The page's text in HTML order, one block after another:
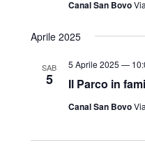
Canal San Bovo
Aprile 2025
SAB
5 Il Parco in
5 Aprile 2025 —
Canal San Bovo